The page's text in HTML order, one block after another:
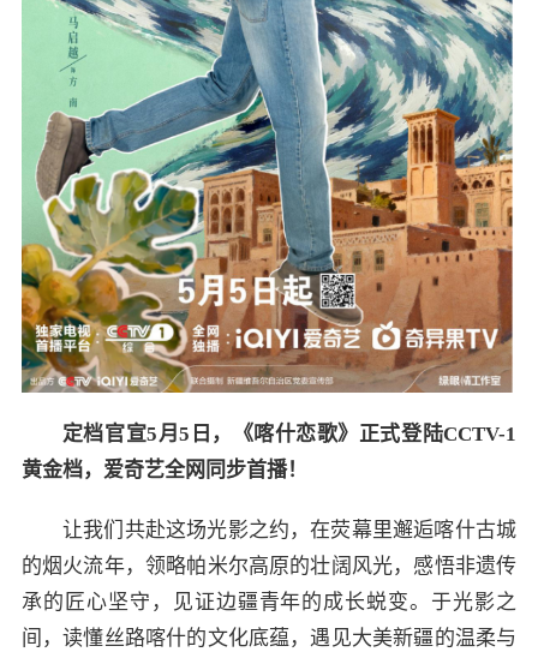
定档官宣5月5日，《喀什恋歌》正式登陆CCTV-1
黄金档，爱奇艺全网同步首播！
让我们共赴这场光影之约，在荧幕里邂逅喀什古城
的烟火流年，领略帕米尔高原的壮阔风光，感悟非遗传
承的匠心坚守，见证边疆青年的成长蜕变。于光影之
间，读懂丝路喀什的文化底蕴，遇见大美新疆的温柔与